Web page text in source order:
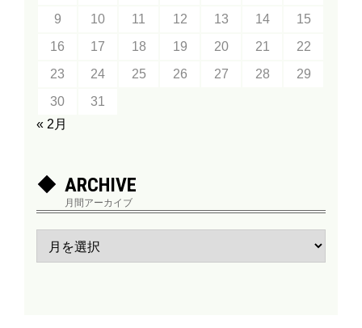
9
10 11 12 13 14
15
16
17 18 19 20 21
22
23
24 25 26 27 28
29
30
31
« 2月
ARCHIVE
月間アーカイブ